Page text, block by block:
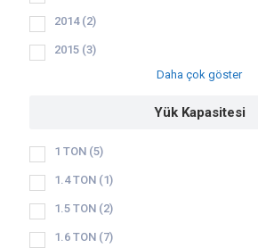
2014 (2)
2015 (3)
Daha çok göster
Yük Kapasitesi
1 TON (5)
1.4 TON (1)
1.5 TON (2)
1.6 TON (7)